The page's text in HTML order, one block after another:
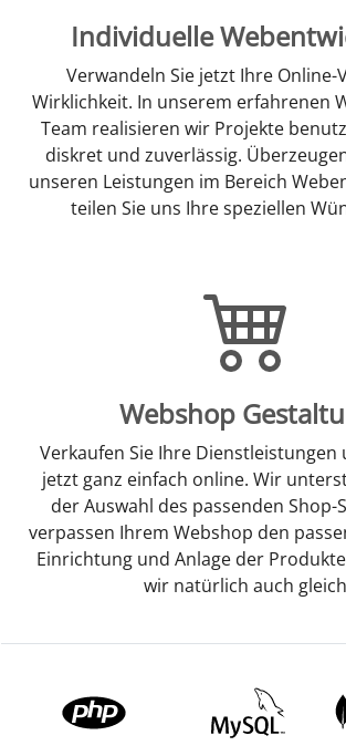
Individuelle
Verwandeln Sie jetzt Ihre Online-
Wirklichkeit. In unserem erfahrenen
Team realisieren wir Projekte
diskret und zuverlässig.
unseren Leistungen im Bereich
teilen Sie uns Ihre speziellen
Webshop
Verkaufen Sie Ihre Dienstleistungen
jetzt ganz einfach online. Wir
der Auswahl des passenden Shop-
verpassen Ihrem Webshop den
Einrichtung und Anlage der
wir natürlich auch